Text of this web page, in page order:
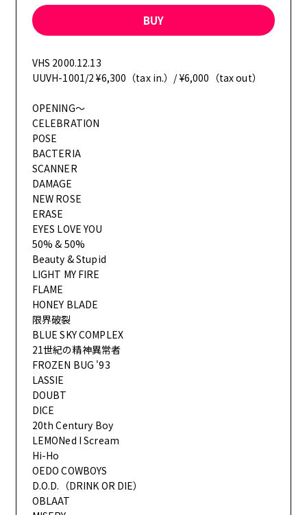
WALLPAPER
ARCHIVE
BUY
VHS 2000.12.13
UUVH-1001/2 ¥6,300（tax in.）/ ¥6,000（tax out）
OPENING～
CELEBRATION
POSE
BACTERIA
SCANNER
DAMAGE
NEW ROSE
ERASE
EYES LOVE YOU
50% & 50%
Beauty & Stupid
LIGHT MY FIRE
FLAME
HONEY BLADE
限界破裂
BLUE SKY COMPLEX
21世紀の精神異常者
FROZEN BUG '93
LASSIE
DOUBT
DICE
20th Century Boy
LEMONed I Scream
Hi-Ho
OEDO COWBOYS
D.O.D.（DRINK OR DIE）
OBLAAT